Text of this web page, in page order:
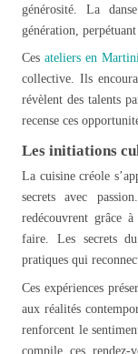
générosité. La
génération,
Ces ateliers en
collective. Ils
révèlent des talents
recense ces
Les initiations
La cuisine créole
secrets avec
redécouvrent grâce
faire. Les secrets
pratiques qui
Ces expériences
aux réalités
renforcent le
compile ces rendez-